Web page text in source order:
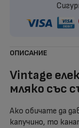
ОПИСАНИЕ
Vintage
мляко със
Ако обичате да
капучино, то